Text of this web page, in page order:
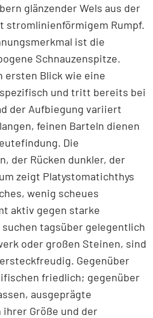
glänzender Wels aus der
stromlinienförmigem Rumpf.
ist die
Schnauzenspitze.
ersten Blick wie eine
und tritt bereits bei
der Aufbiegung variiert
feinen Barteln dienen
Die
der Rücken dunkler, der
zeigt Platystomatichthys
wenig scheues
aktiv gegen starke
tagsüber gelegentlich
oder großen Steinen, sind
Gegenüber
friedlich; gegenüber
ausgeprägte
ihrer Größe und der